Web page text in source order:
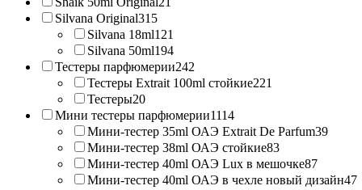
Silvana Original315
Silvana 18ml121
Silvana 50ml194
Тестеры парфюмерии242
Тестеры Extrait 100ml стойкие221
Тестеры20
Мини тестеры парфюмерии1114
Мини-тестер 35ml ОАЭ Extrait De Parfum39
Мини-тестер 38ml ОАЭ стойкие83
Мини-тестер 40ml ОАЭ Lux в мешочке87
Мини-тестер 40ml ОАЭ в чехле новый дизайн47